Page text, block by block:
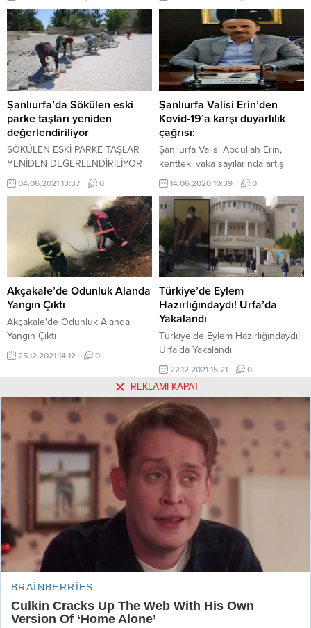
ve Haleplibahçe mahallesinde
esnaf ve vatandaşlarla bir araya
geldi.
Şanlıurfa’da Sökülen eski
parke taşları yeniden
değerlendiriliyor
SÖKÜLEN ESKİ PARKE TAŞLAR
YENİDEN DEĞERLENDİRİLİYOR
04.06.2021 13:37 0
Şanlıurfa Valisi Erin’den
Kovid-19’a karşı duyarlılık
çağrısı:
Şanlıurfa Valisi Abdullah Erin,
kentteki vaka sayılarında artış
olduğunu belirterek, "Hayatını
kaybeden vatandaşlarımızın
sayısında da artış var. Yalnız
Kovid-19'dan dolayı hayatlarını
kaybeden vatandaşlarımızın sayısı
ve oranı, Türkiye genelindeki
oranın üstünde değil." dedi.
14.06.2020 10:39 0
Akçakale’de Odunluk Alanda
Yangın Çıktı
Akçakale'de Odunluk Alanda
Yangın Çıktı
25.12.2021 14:12 0
Türkiye’de Eylem
Hazırlığındaydı! Urfa’da
Yakalandı
Türkiye'de Eylem Hazırlığındaydı!
Urfa'da Yakalandı
22.12.2021 15:21 0
Hakkımızda Kullanım Koşulları
Gizlilik Politikası Burçlar
Tüm Yazarlar Künye
REKLAMI KAPAT